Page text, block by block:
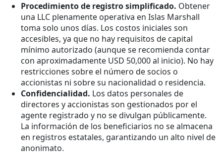
Procedimiento de registro simplificado. Obtener
una LLC plenamente operativa en Islas Marshall
toma solo unos días. Los costos iniciales son
accesibles, ya que no hay requisitos de capital
mínimo autorizado (aunque se recomienda contar
con aproximadamente USD 50,000 al inicio). No hay
restricciones sobre el número de socios o
accionistas ni sobre su nacionalidad o residencia.
Confidencialidad. Los datos personales de
directores y accionistas son gestionados por el
agente registrado y no se divulgan públicamente.
La información de los beneficiarios no se almacena
en registros estatales, garantizando un alto nivel de
anonimato.